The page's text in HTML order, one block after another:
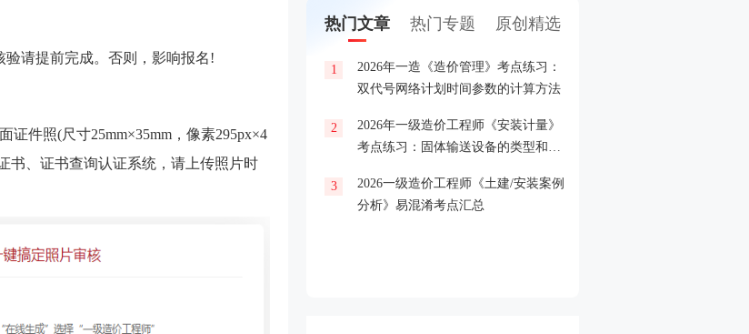
请提前完成。否则，影响报名!
证件照(尺寸25mm×35mm，像素295px×4
书、证书查询认证系统，请上传照片时
热门文章 热门专题 原创精选
1
2026年一造《造价管理》考点练习：
双代号网络计划时间参数的计算方法
2
2026年一级造价工程师《安装计量》
考点练习：固体输送设备的类型和特
3
2026一级造价工程师《土建/安装案例
分析》易混淆考点汇总